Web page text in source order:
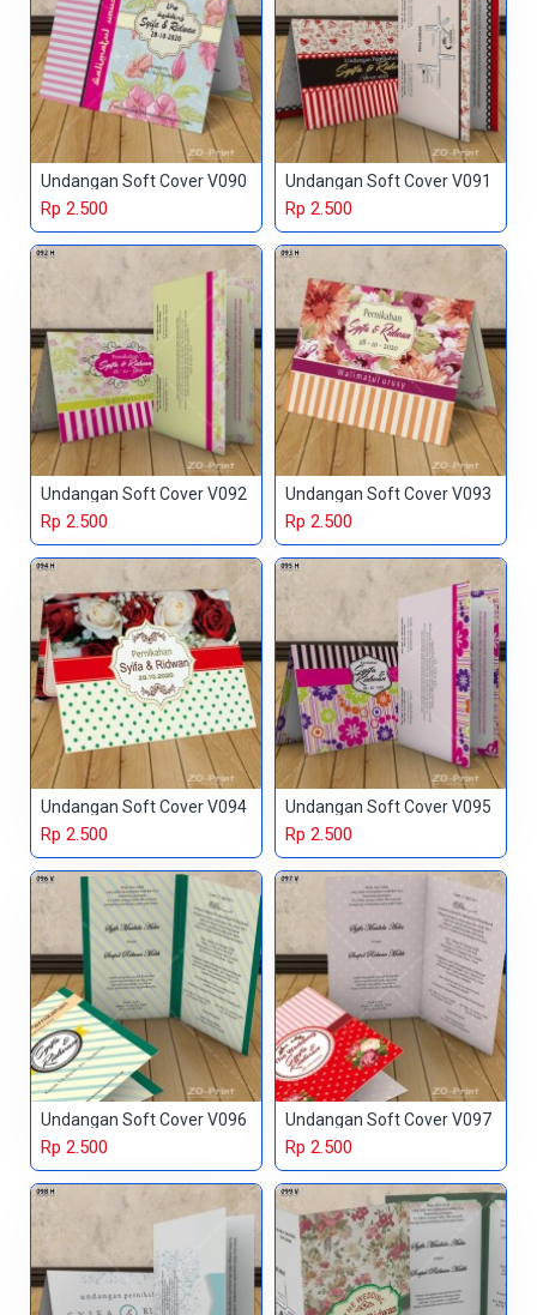
Undangan Soft Cover V090
Rp 2.500
Undangan Soft Cover V091
Rp 2.500
Undangan Soft Cover V092
Rp 2.500
Undangan Soft Cover V093
Rp 2.500
Undangan Soft Cover V094
Rp 2.500
Undangan Soft Cover V095
Rp 2.500
Undangan Soft Cover V096
Rp 2.500
Undangan Soft Cover V097
Rp 2.500